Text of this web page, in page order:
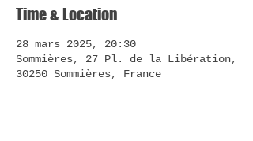
Time & Location
28 mars 2025, 20:30
Sommières, 27 Pl. de la Libération,
30250 Sommières, France